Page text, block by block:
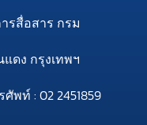
รสื่อสาร กรม
ดง กรุงเทพฯ
พท์ : 02 2451859